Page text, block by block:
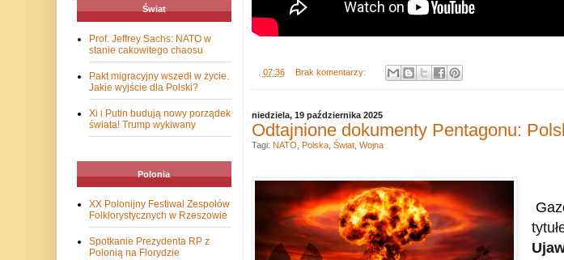
07:36 Brak komentarzy:
niedziela, 19 października 2025
Odtajnione dokumenty Pentagonu:
Tagi: NATO Polska, Świat, Wojna
Świat
Prof. Jeffrey Sachs: NATO w
stanie cakowitego chaosu
Pakt migracyjny wszedł w życie.
Jakie wyjście dla Polski?
Xi i Putin budują nowy porządek
świata! Trump wykiwany
Polonia
XX Polonijny Festiwal Zespołów
Folklorystycznych w Rzeszowie
Spotkanie Prezydenta RP z
Polonią na Florydzie